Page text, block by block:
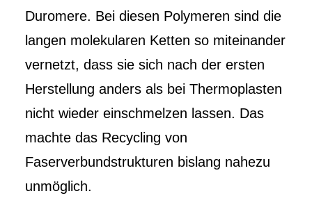
Duromere. Bei diesen Polymeren sind die
langen molekularen Ketten so miteinander
vernetzt, dass sie sich nach der ersten
Herstellung anders als bei Thermoplasten
nicht wieder einschmelzen lassen. Das
machte das Recycling von
Faserverbundstrukturen bislang nahezu
unmöglich.